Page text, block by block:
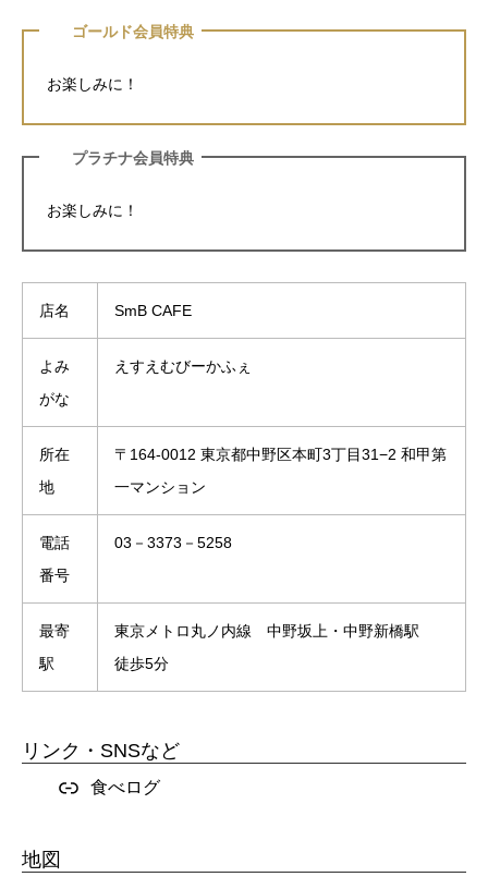
ゴールド会員特典
お楽しみに！
プラチナ会員特典
お楽しみに！
店名 SmB CAFE
よみ
がな
えすえむびーかふぇ
所在
地
〒164-0012 東京都中野区本町3丁目31−2 和甲第
一マンション
電話
番号
03－3373－5258
最寄
駅
東京メトロ丸ノ内線 中野坂上・中野新橋駅
徒歩5分
リンク・SNSなど
食べログ
地図